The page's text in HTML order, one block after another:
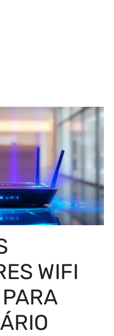
WIFI